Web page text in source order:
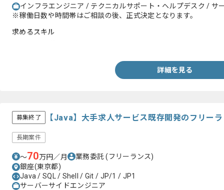
インフラエンジニア / テクニカルサポート・ヘルプデスク / サ
※稼働日数や時間帯はご相談の後、正式決定となります。
求めるスキル
詳細を見る
募集終了 【Java】大手求人サービス既存開発のフリー
長期案件
〜70万円／月 業務委託(フリーランス)
銀座(東京都)
Java / SQL / Shell / Git / JP/1 / JP1
サーバーサイドエンジニア